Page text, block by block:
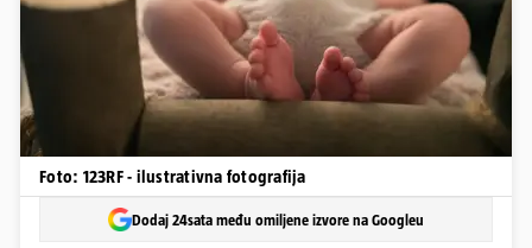
Foto: 123RF - ilustrativna fotografija
Dodaj 24sata među omiljene izvore na Googleu